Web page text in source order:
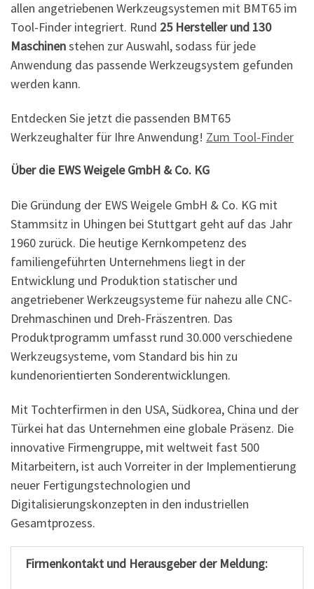
allen angetriebenen Werkzeugsystemen mit BMT65 im
Tool-Finder integriert. Rund 25 Hersteller und 130
Maschinenstehen zur Auswahl, sodass für jede
Anwendung das passende Werkzeugsystem gefunden
werden kann.
Entdecken Sie jetzt die passenden BMT65
Werkzeughalter für Ihre Anwendung! Zum Tool-Finder
Über die EWS Weigele GmbH & Co. KG
Die Gründung der EWS Weigele GmbH & Co. KG mit
Stammsitz in Uhingen bei Stuttgart geht auf das Jahr
1960 zurück. Die heutige Kernkompetenz des
familiengeführten Unternehmens liegt in der
Entwicklung und Produktion statischer und
angetriebener Werkzeugsysteme für nahezu alle CNC-
Drehmaschinen und Dreh-Fräszentren. Das
Produktprogramm umfasst rund 30.000 verschiedene
Werkzeugsysteme, vom Standard bis hin zu
kundenorientierten Sonderentwicklungen.
Mit Tochterfirmen in den USA, Südkorea, China und der
Türkei hat das Unternehmen eine globale Präsenz. Die
innovative Firmengruppe, mit weltweit fast 500
Mitarbeitern, ist auch Vorreiter in der Implementierung
neuer Fertigungstechnologien und
Digitalisierungskonzepten in den industriellen
Gesamtprozess.
Firmenkontakt und Herausgeber der Meldung: